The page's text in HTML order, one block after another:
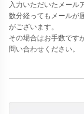
入力いただいたメール
数分経ってもメールが
がございます。
その場合はお手数です
問い合わせください。